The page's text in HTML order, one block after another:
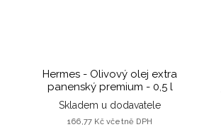
Hermes - Olivový olej extra
panenský premium - 0,5 l
Skladem u dodavatele
166,77 Kč včetně DPH